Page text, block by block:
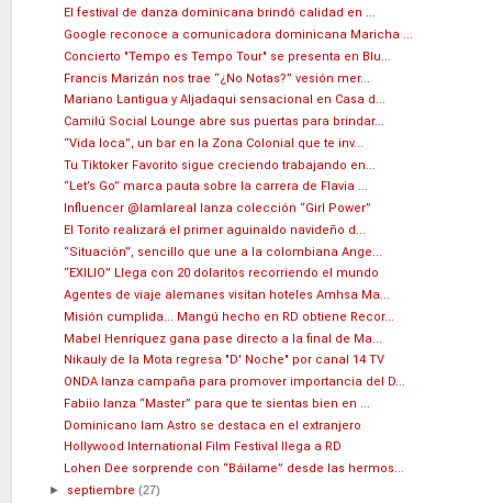
El festival de danza dominicana brindó calidad en ...
Google reconoce a comunicadora dominicana Maricha ...
Concierto "Tempo es Tempo Tour" se presenta en Blu...
Francis Marizán nos trae “¿No Notas?” vesión mer...
Mariano Lantigua y Aljadaqui sensacional en Casa d...
Camilú Social Lounge abre sus puertas para brindar...
“Vida loca”, un bar en la Zona Colonial que te inv...
Tu Tiktoker Favorito sigue creciendo trabajando en...
“Let’s Go” marca pauta sobre la carrera de Flavia ...
Influencer @Iamlareal lanza colección “Girl Power”
El Torito realizará el primer aguinaldo navideño d...
“Situación”, sencillo que une a la colombiana Ange...
“EXILIO” Llega con 20 dolaritos recorriendo el mundo
Agentes de viaje alemanes visitan hoteles Amhsa Ma...
Misión cumplida... Mangú hecho en RD obtiene Recor...
Mabel Henríquez gana pase directo a la final de Ma...
Nikauly de la Mota regresa "D' Noche" por canal 14 TV
ONDA lanza campaña para promover importancia del D...
Fabiio lanza “Master” para que te sientas bien en ...
Dominicano Iam Astro se destaca en el extranjero
Hollywood International Film Festival llega a RD
Lohen Dee sorprende con “Báilame” desde las hermos...
► septiembre(27)